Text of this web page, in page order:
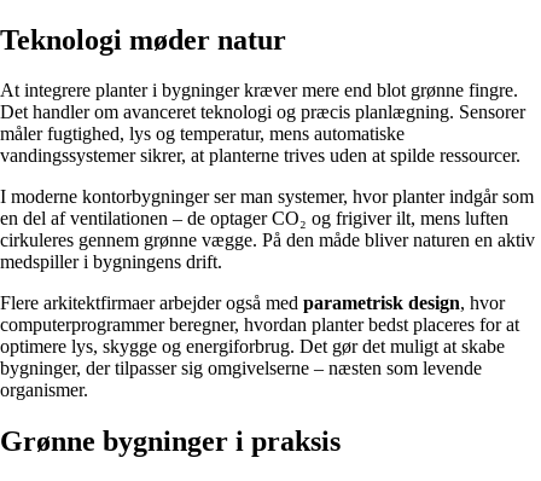
Teknologi møder natur
At integrere planter i bygninger kræver mere end blot grønne fingre.
Det handler om avanceret teknologi og præcis planlægning. Sensorer
måler fugtighed, lys og temperatur, mens automatiske
vandingssystemer sikrer, at planterne trives uden at spilde ressourcer.
I moderne kontorbygninger ser man systemer, hvor planter indgår som
en del af ventilationen – de optager CO₂ og frigiver ilt, mens luften
cirkuleres gennem grønne vægge. På den måde bliver naturen en aktiv
medspiller i bygningens drift.
Flere arkitektfirmaer arbejder også med parametrisk design, hvor
computerprogrammer beregner, hvordan planter bedst placeres for at
optimere lys, skygge og energiforbrug. Det gør det muligt at skabe
bygninger, der tilpasser sig omgivelserne – næsten som levende
organismer.
Grønne bygninger i praksis